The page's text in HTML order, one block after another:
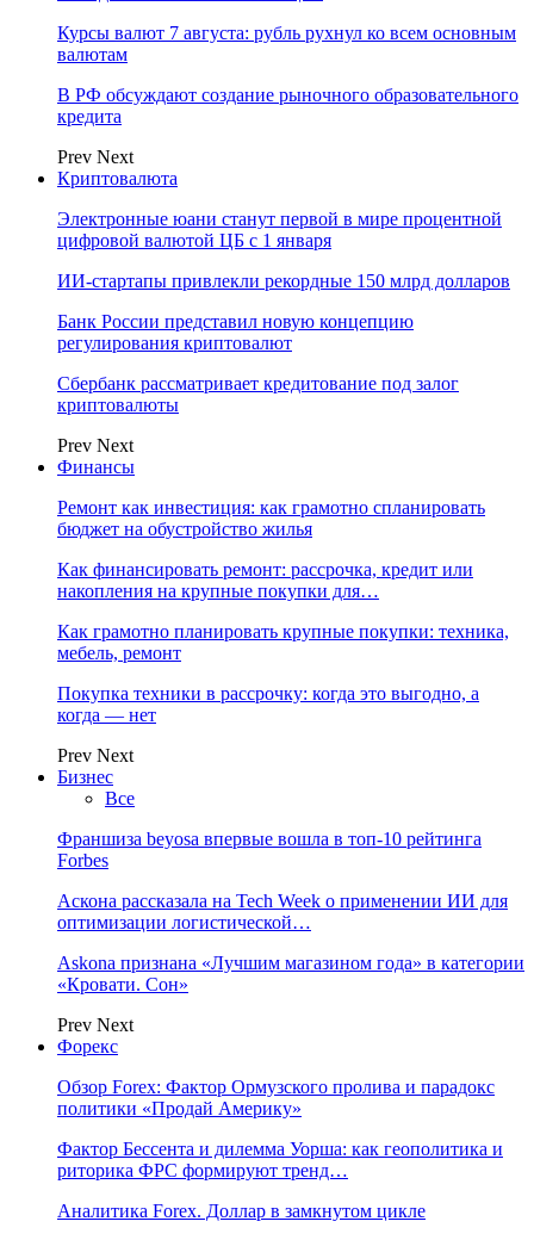
Курсы валют 7 августа: рубль рухнул ко всем основным
валютам
В РФ обсуждают создание рыночного образовательного
кредита
Prev Next
Криптовалюта
Электронные юани станут первой в мире процентной
цифровой валютой ЦБ с 1 января
ИИ-стартапы привлекли рекордные 150 млрд долларов
Банк России представил новую концепцию
регулирования криптовалют
Сбербанк рассматривает кредитование под залог
криптовалюты
Prev Next
Финансы
Ремонт как инвестиция: как грамотно спланировать
бюджет на обустройство жилья
Как финансировать ремонт: рассрочка, кредит или
накопления на крупные покупки для…
Как грамотно планировать крупные покупки: техника,
мебель, ремонт
Покупка техники в рассрочку: когда это выгодно, а
когда — нет
Prev Next
Бизнес
Все
Франшиза beyosa впервые вошла в топ-10 рейтинга
Forbes
Аскона рассказала на Tech Week о применении ИИ для
оптимизации логистической…
Askona признана «Лучшим магазином года» в категории
«Кровати. Сон»
Prev Next
Форекс
Обзор Forex: Фактор Ормузского пролива и парадокс
политики «Продай Америку»
Фактор Бессента и дилемма Уорша: как геополитика и
риторика ФРС формируют тренд…
Аналитика Forex. Доллар в замкнутом цикле